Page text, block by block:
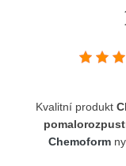
Kvalitní produkt
Chemoform